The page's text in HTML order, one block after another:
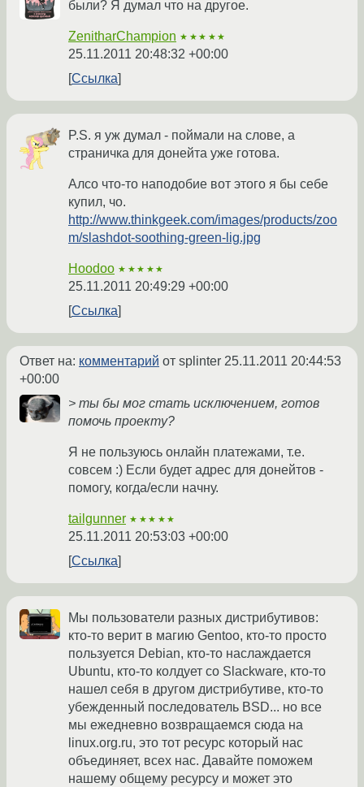
были? Я думал что на другое.
ZenitharChampion ★★★★★
25.11.2011 20:48:32 +00:00
Ссылка
P.S. я уж думал - поймали на слове, а
страничка для донейта уже готова.
Алсо что-то наподобие вот этого я бы себе
купил, чо.
http://www.thinkgeek.com/images/products/zoo
m/slashdot-soothing-green-lig.jpg
Hoodoo ★★★★★
25.11.2011 20:49:29 +00:00
Ссылка
Ответ на: комментарий от splinter 25.11.2011 20:44:53
+00:00
> ты бы мог стать исключением, готов
помочь проекту?
Я не пользуюсь онлайн платежами, т.е.
совсем :) Если будет адрес для донейтов -
помогу, когда/если начну.
tailgunner ★★★★★
25.11.2011 20:53:03 +00:00
Ссылка
Мы пользователи разных дистрибутивов:
кто-то верит в магию Gentoo, кто-то просто
пользуется Debian, кто-то наслаждается
Ubuntu, кто-то колдует со Slackware, кто-то
нашел себя в другом дистрибутиве, кто-то
убежденный последователь BSD... но все
мы ежедневно возвращаемся сюда на
linux.org.ru, это тот ресурс который нас
объединяет, всех нас. Давайте поможем
нашему общему ресурсу и может это